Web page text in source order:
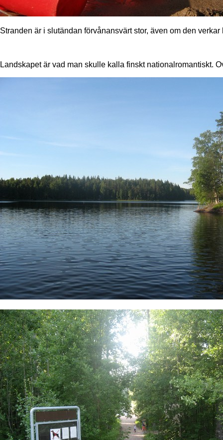
Stranden är i slutändan förvånansvärt stor, även om den verkar
Landskapet är vad man skulle kalla finskt nationalromantiskt.